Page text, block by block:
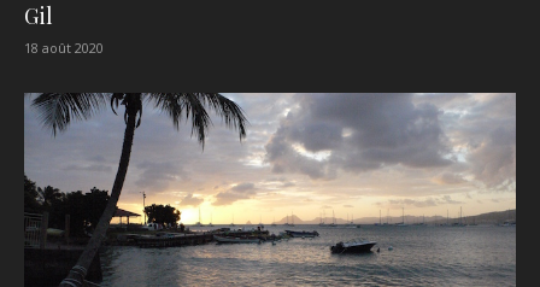
Gil
18 août 2020